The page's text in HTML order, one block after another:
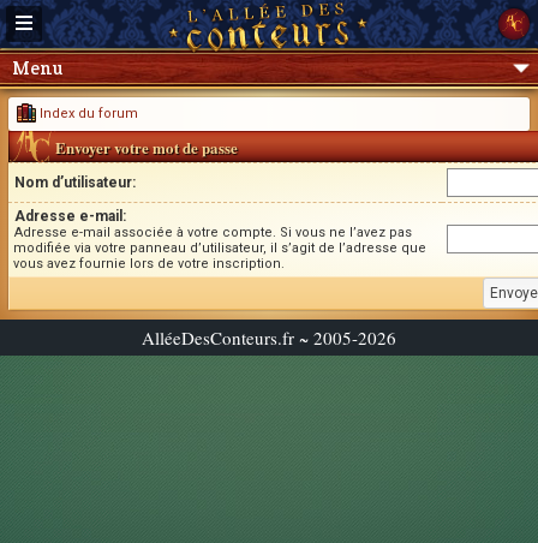
Menu
Index du forum
Envoyer votre mot de passe
Nom d’utilisateur:
Adresse e-mail:
Adresse e-mail associée à votre compte. Si vous ne l’avez pas
modifiée via votre panneau d’utilisateur, il s’agit de l’adresse que
vous avez fournie lors de votre inscription.
AlléeDesConteurs.fr ~ 2005-2026